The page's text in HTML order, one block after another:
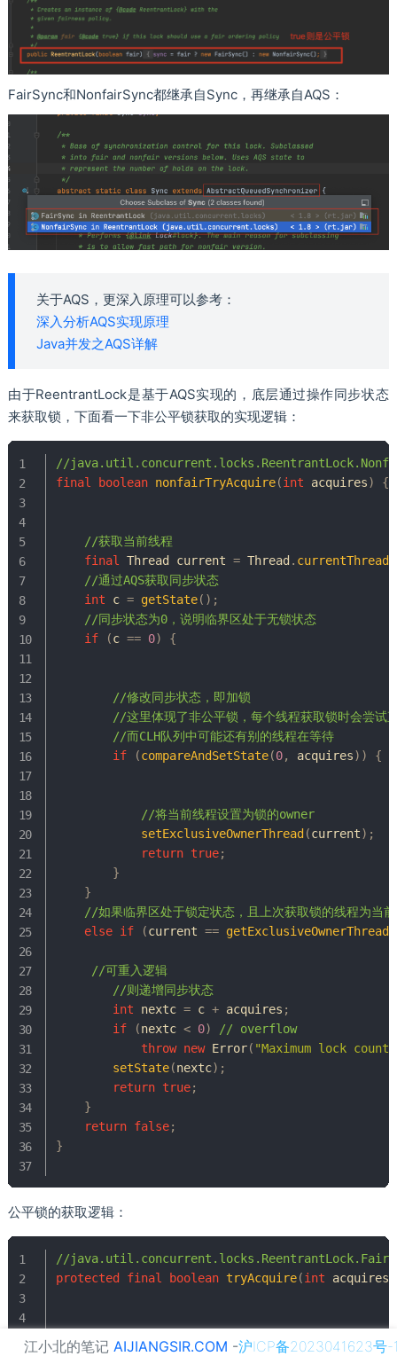
FairSync和NonfairSync都继承自Sync，再继承自AQS：
关于AQS，更深入原理可以参考：
深入分析AQS实现原理
Java并发之AQS详解
由于ReentrantLock是基于AQS实现的，底层通过操作同步状态
来获取锁，下面看一下非公平锁获取的实现逻辑：
//
final
boolean nonfairTryAcquire(int acquires) {
//获取当前线程
final Thread current = Thread . currentThread
//通过AQS获取同步状态
int c = getState( ) ;
//同步状态为0，说明临界区处于无锁状态
if
(c == 0) {
//修改同步状态，即加锁
//这里体现了非公平锁，每个线程获取锁时会尝试
//而CLH队列中可能还有别的线程在等待
if
(compareAndSetState(0, acquires) ) {
//将当前线程设置为锁的owner
setExclusiveOwnerThread (current) ;
return true;
}
}
//如果临界区处于锁定状态，且上次获取锁的线程为当
else if (current == getExclusiveOwnerThread
//可重入逻辑
//则递增同步状态
int nextc = c + acquires ;
if
(nextc < 0)
// overflow
throw new Error( "Maximum lock count
setState(nextc) ;
return true;
}
return false;
}
公平锁的获取逻辑：
//
protected
final boolean tryAcquire(int acquires
final = Thread currentThread
int c = getState( );
江小北的笔记 AIJIANGSIR.COM -沪ICP备2023041623号-